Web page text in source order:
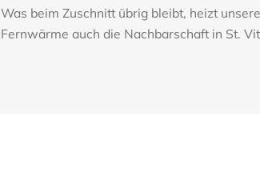
Was beim Zuschnitt übrig bleibt, heizt
Fernwärme auch die Nachbarschaft in St.